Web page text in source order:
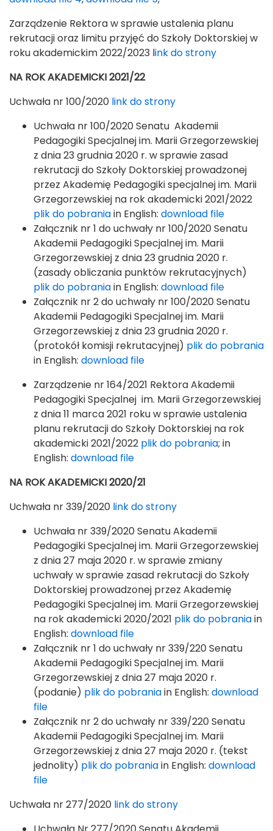
Zarządzenie Rektora w sprawie ustalenia planu
rekrutacji oraz limitu przyjęć do Szkoły Doktorskiej w
roku akademickim 2022/2023 link do strony
NA ROK AKADEMICKI 2021/22
Uchwała nr 100/2020 link do strony
Uchwała nr 100/2020 Senatu Akademii
Pedagogiki Specjalnej im. Marii Grzegorzewskiej
z dnia 23 grudnia 2020 r. w sprawie zasad
rekrutacji do Szkoły Doktorskiej prowadzonej
przez Akademię Pedagogiki specjalnej im. Marii
Grzegorzewskiej na rok akademicki 2021/2022
plik do pobraniain English: download file
Załącznik nr 1 do uchwały nr 100/2020 Senatu
Akademii Pedagogiki Specjalnej im. Marii
Grzegorzewskiej z dnia 23 grudnia 2020 r.
(zasady obliczania punktów rekrutacyjnych)
plik do pobraniain English: download file
Załącznik nr 2 do uchwały nr 100/2020 Senatu
Akademii Pedagogiki Specjalnej im. Marii
Grzegorzewskiej z dnia 23 grudnia 2020 r.
(protokół komisji rekrutacyjnej) plik do pobrania
in English: download file
Zarządzenie nr 164/2021 Rektora Akademii
Pedagogiki Specjalnej im. Marii Grzegorzewskiej
z dnia 11 marca 2021 roku w sprawie ustalenia
planu rekrutacji do Szkoły Doktorskiej na rok
akademicki 2021/2022 plik do pobrania; in
English: download file
NA ROK AKADEMICKI 2020/21
Uchwała nr 339/2020 link do strony
Uchwała nr 339/2020 Senatu Akademii
Pedagogiki Specjalnej im. Marii Grzegorzewskiej
z dnia 27 maja 2020 r. w sprawie zmiany
uchwały w sprawie zasad rekrutacji do Szkoły
Doktorskiej prowadzonej przez Akademię
Pedagogiki Specjalnej im. Marii Grzegorzewskiej
na rok akademicki 2020/2021 plik do pobraniain
English: download file
Załącznik nr 1 do uchwały nr 339/220 Senatu
Akademii Pedagogiki Specjalnej im. Marii
Grzegorzewskiej z dnia 27 maja 2020 r.
(podanie) plik do pobraniain English: download
file
Załącznik nr 2 do uchwały nr 339/220 Senatu
Akademii Pedagogiki Specjalnej im. Marii
Grzegorzewskiej z dnia 27 maja 2020 r. (tekst
jednolity) plik do pobraniain English: download
file
Uchwała nr 277/2020 link do strony